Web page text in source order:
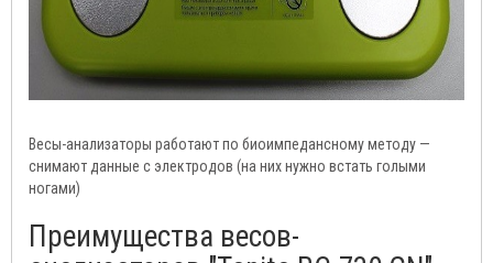
Весы-анализаторы работают по биоимпедансному методу —
снимают данные с электродов (на них нужно встать голыми
ногами)
Преимущества весов-